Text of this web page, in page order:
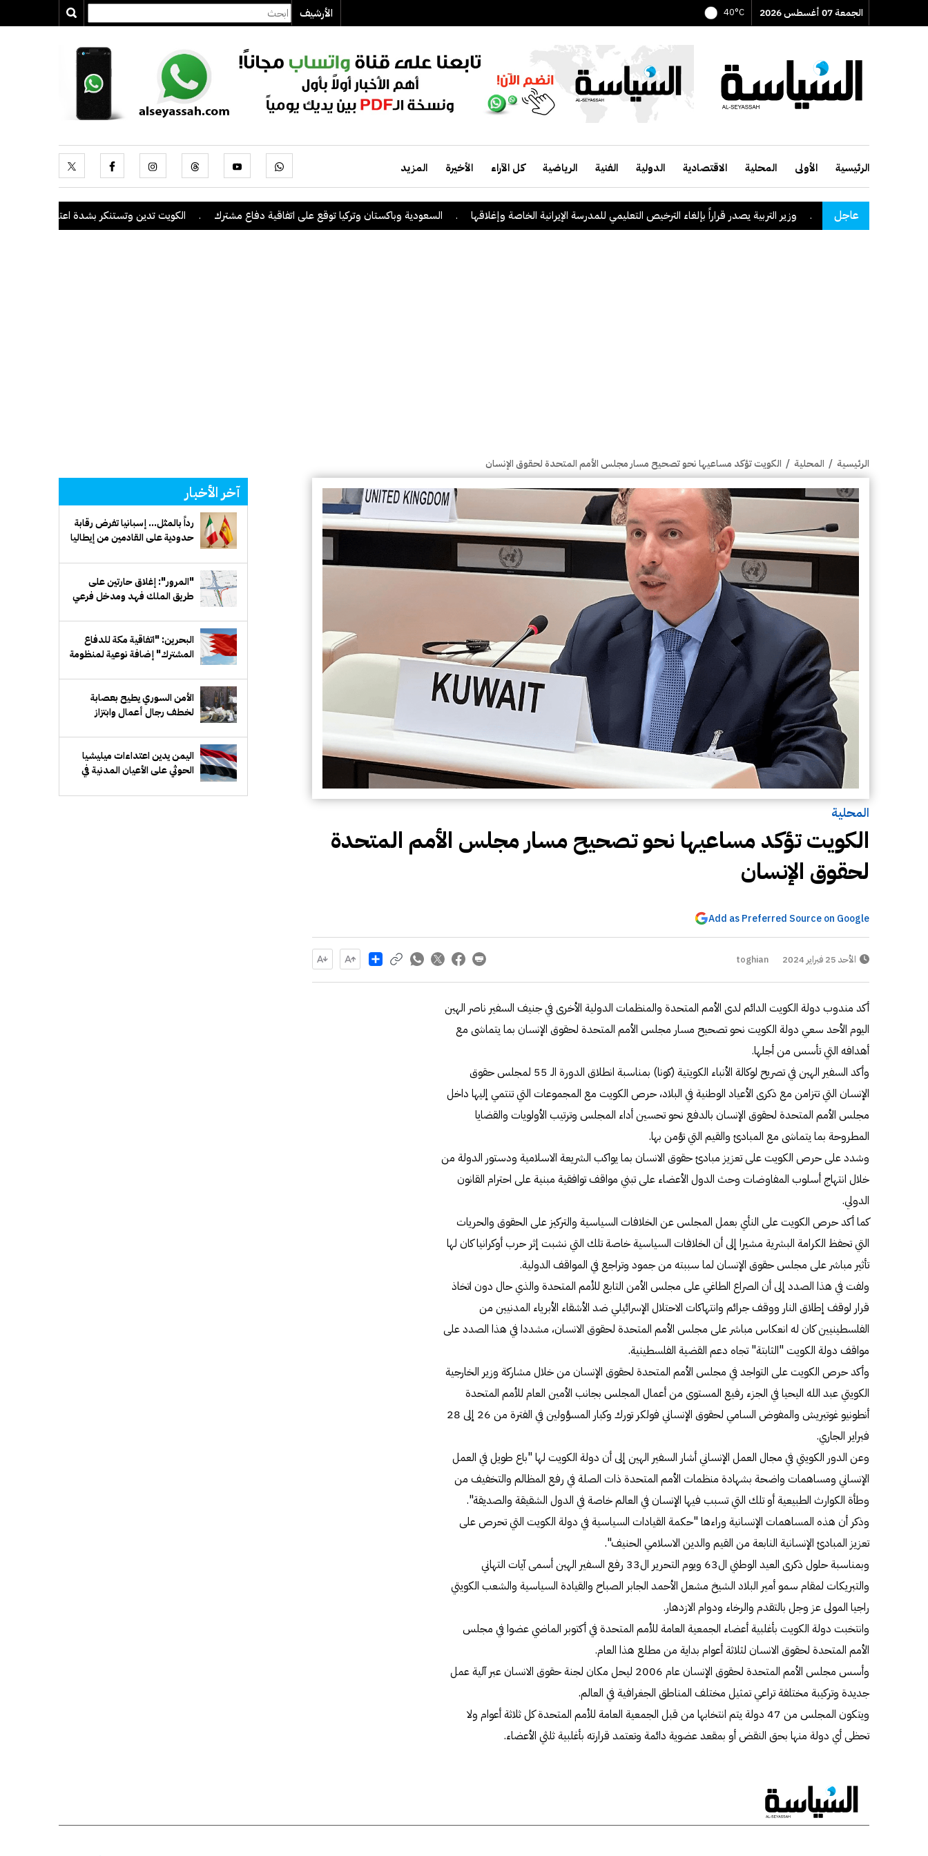
الجمعة 07 أغسطس 2026 40°C الأرشيف
الرئيسية الأولى المحلية الاقتصادية الدولية الفنية الرياضية كل الآراء الأخيرة المزيد
عاجل
وزير التربية يصدر قراراً بإلغاء الترخيص التعليمي للمدرسة الإيرانية الخاصة وإغلاقها . السعودية وباكستان وتركيا توقع على اتفاقية دفاع مشترك . الكويت تدين وتستنكر بشدة اعتداءات ميليشيا الحوثي على
الرئيسية / المحلية / الكويت تؤكد مساعيها نحو تصحيح مسار مجلس الأمم المتحدة لحقوق الإنسان
المحلية
الكويت تؤكد مساعيها نحو تصحيح مسار مجلس الأمم المتحدة
لحقوق الإنسان
Add as Preferred Source on Google
الأحد 25 فبراير 2024 toghian
Share
أكد مندوب دولة الكويت الدائم لدى الأمم المتحدة والمنظمات الدولية الأخرى في جنيف السفير ناصر الهين
اليوم الأحد سعي دولة الكويت نحو تصحيح مسار مجلس الأمم المتحدة لحقوق الإنسان بما يتماشى مع
أهدافه التي تأسس من أجلها.
وأكد السفير الهين في تصريح لوكالة الأنباء الكويتية (كونا) بمناسبة انطلاق الدورة الـ 55 لمجلس حقوق
الإنسان التي تتزامن مع ذكرى الأعياد الوطنية في البلاد، حرص الكويت مع المجموعات التي تنتمي إليها داخل
مجلس الأمم المتحدة لحقوق الإنسان بالدفع نحو تحسين أداء المجلس وترتيب الأولويات والقضايا
المطروحة بما يتماشى مع المبادئ والقيم التي تؤمن بها.
وشدد على حرص الكويت على تعزيز مبادئ حقوق الانسان بما يواكب الشريعة الاسلامية ودستور الدولة من
خلال انتهاج أسلوب المفاوضات وحث الدول الأعضاء على تبني مواقف توافقية مبنية على احترام القانون
الدولي.
كما أكد حرص الكويت على النأي بعمل المجلس عن الخلافات السياسية والتركيز على الحقوق والحريات
التي تحفظ الكرامة البشرية مشيرا إلى أن الخلافات السياسية خاصة تلك التي نشبت إثر حرب أوكرانيا كان لها
تأثير مباشر على مجلس حقوق الإنسان لما سببته من جمود وتراجع في المواقف الدولية.
ولفت في هذا الصدد إلى أن الصراع الطاغي على مجلس الأمن التابع للأمم المتحدة والذي حال دون اتخاذ
قرار لوقف إطلاق النار ووقف جرائم وانتهاكات الاحتلال الإسرائيلي ضد الأشقاء الأبرياء المدنيين من
الفلسطينيين كان له انعكاس مباشر على مجلس الأمم المتحدة لحقوق الانسان، مشددا في هذا الصدد على
مواقف دولة الكويت "الثابتة" تجاه دعم القضية الفلسطينية.
وأكد حرص الكويت على التواجد في مجلس الأمم المتحدة لحقوق الإنسان من خلال مشاركة وزير الخارجية
الكويتي عبد الله اليحيا في الجزء رفيع المستوى من أعمال المجلس بجانب الأمين العام للأمم المتحدة
أنطونيو غوتيريش والمفوض السامي لحقوق الإنساني فولكر تورك وكبار المسؤولين في الفترة من 26 إلى 28
فبراير الجاري.
وعن الدور الكويتي في مجال العمل الإنساني أشار السفير الهين إلى أن دولة الكويت لها "باع طويل في العمل
الإنساني ومساهمات واضحة بشهادة منظمات الأمم المتحدة ذات الصلة في رفع المظالم والتخفيف من
وطأة الكوارث الطبيعية أو تلك التي تسبب فيها الإنسان في العالم خاصة في الدول الشقيقة والصديقة".
وذكر أن هذه المساهمات الإنسانية وراءها "حكمة القيادات السياسية في دولة الكويت التي تحرص على
تعزيز المبادئ الإنسانية النابعة من القيم والدين الاسلامي الحنيف".
وبمناسبة حلول ذكرى العيد الوطني ال63 ويوم التحرير ال33 رفع السفير الهين أسمى آيات التهاني
والتبريكات لمقام سمو أمير البلاد الشيخ مشعل الأحمد الجابر الصباح والقيادة السياسية والشعب الكويتي
راجيا المولى عز وجل بالتقدم والرخاء ودوام الازدهار.
وانتخبت دولة الكويت بأغلبية أعضاء الجمعية العامة للأمم المتحدة في أكتوبر الماضي عضوا في مجلس
الأمم المتحدة لحقوق الانسان لثلاثة أعوام بداية من مطلع هذا العام.
وأسس مجلس الأمم المتحدة لحقوق الإنسان عام 2006 ليحل مكان لجنة حقوق الانسان عبر آلية عمل
جديدة وتركيبة مختلفة تراعي تمثيل مختلف المناطق الجغرافية في العالم.
ويتكون المجلس من 47 دولة يتم انتخابها من قبل الجمعية العامة للأمم المتحدة كل ثلاثة أعوام ولا
تحظى أي دولة منها بحق النقض أو بمقعد عضوية دائمة وتعتمد قرارته بأغلبية ثلثي الأعضاء.
آخر الأخبار
رداً بالمثل... إسبانيا تفرض رقابة
حدودية على القادمين من إيطاليا
"المرور": إغلاق حارتين على
طريق الملك فهد ومدخل فرعي
البحرين: "اتفاقية مكة للدفاع
المشترك" إضافة نوعية لمنظومة
الأمن السوري يطيح بعصابة
لخطف رجال أعمال وابتزاز
اليمن يدين اعتداءات ميليشيا
الحوثي على الأعيان المدنية في